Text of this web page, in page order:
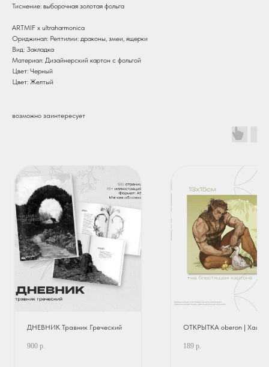
Тиснение: выборочная золотая фольга
ARTMIF х ultraharmonica
Ориджинал: Рептилии: драконы, змеи, ящерки
Вид: Закладка
Материал: Дизайнерский картон с фольгой
Цвет: Черный
Цвет: Желтый
возможно заинтересует
ДНЕВНИК Травник Греческий
900 р.
ОТКРЫТКА oberon |
189 р.